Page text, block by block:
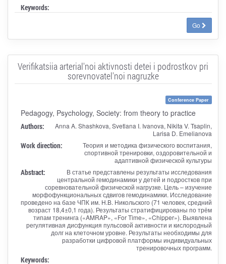
Keywords:
Go
Verifikatsiia arterial'noi aktivnosti detei i podrostkov pri
sorevnovatel'noi nagruzke
Conference Paper
Pedagogy, Psychology, Society: from theory to practice
Authors:
Anna A. Shashkova, Svetlana I. Ivanova, Nikita V. Tsaplin,
Larisa D. Emelianova
Work direction:
Теория и методика физического воспитания,
спортивной тренировки, оздоровительной и
адаптивной физической культуры
Abstract:
В статье представлены результаты исследования
центральной гемодинамики у детей и подростков при
соревновательной физической нагрузке. Цель – изучение
морфофункциональных сдвигов гемодинамики. Исследование
проведено на базе ЧПК им. Н.В. Никольского (71 человек, средний
возраст 18,4±0,1 года). Результаты стратифицированы по трём
типам тренинга («AMRAP», «For Time», «Chipper»). Выявлена
регулятивная дисфункция пульсовой активности и кислородный
долг на клеточном уровне. Результаты необходимы для
разработки цифровой платформы индивидуальных
тренировочных программ.
Keywords: